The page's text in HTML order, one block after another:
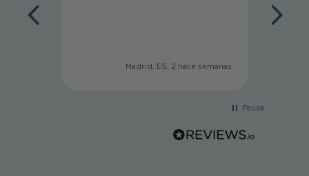
Madrid, ES, 2 hace semanas
Pausa